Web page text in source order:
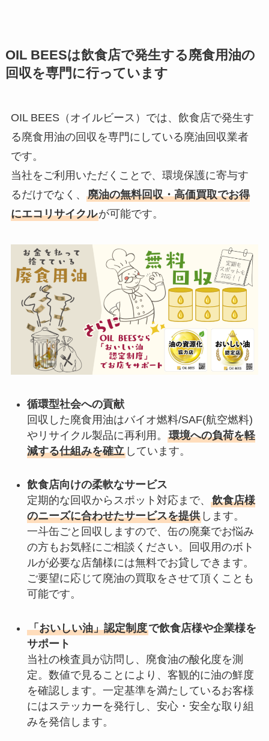
OIL BEESは飲食店で発生する廃食用油の
回収を専門に行っています
OIL BEES（オイルビース）では、飲食店で発生す
る廃食用油の回収を専門にしている廃油回収業者
です。
当社をご利用いただくことで、環境保護に寄与す
るだけでなく、 廃油の無料回収・高価買取でお得
にエコリサイクルが可能です。
循環型社会への貢献
回収した廃食用油はバイオ燃料/SAF(航空燃料)
やリサイクル製品に再利用。 環境への負荷を軽
減する仕組みを確立しています。
飲食店向けの柔軟なサービス
定期的な回収からスポット対応まで、 飲食店様
のニーズに合わせたサービスを提供します。
一斗缶ごと回収しますので、缶の廃棄でお悩み
の方もお気軽にご相談ください。回収用のボト
ルが必要な店舗様には無料でお貸しできます。
ご要望に応じて廃油の買取をさせて頂くことも
可能です。
「おいしい油」認定制度で飲食店様や企業様を
サポート
当社の検査員が訪問し、廃食油の酸化度を測
定。数値で見ることにより、客観的に油の鮮度
を確認します。一定基準を満たしているお客様
にはステッカーを発行し、安心・安全な取り組
みを発信します。